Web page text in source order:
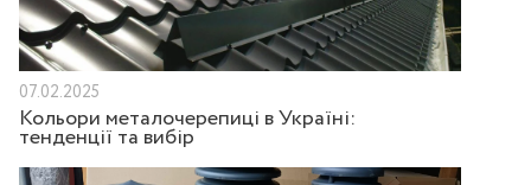
07.02.2025
Кольори металочерепиці в Україні:
тенденції та вибір